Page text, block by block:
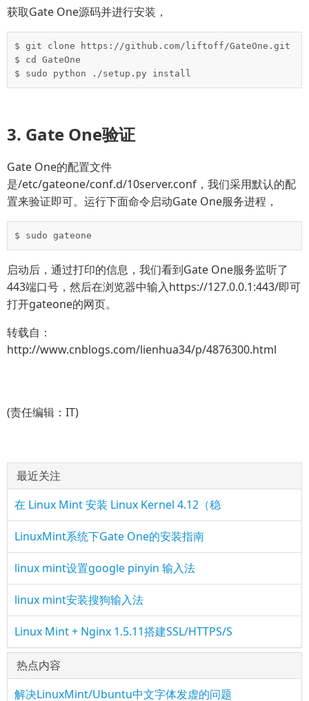
获取Gate One源码并进行安装，
$ git clone https://github.com/liftoff/GateOne.git
$ cd GateOne
$ sudo python ./setup.py install
3. Gate One验证
Gate One的配置文件
是/etc/gateone/conf.d/10server.conf，我们采用默认的配
置来验证即可。运行下面命令启动Gate One服务进程，
$ sudo gateone
启动后，通过打印的信息，我们看到Gate One服务监听了
443端口号，然后在浏览器中输入https://127.0.0.1:443/即可
打开gateone的网页。
转载自：
http://www.cnblogs.com/lienhua34/p/4876300.html
(责任编辑：IT)
最近关注
在 Linux Mint 安装 Linux Kernel 4.12（稳
LinuxMint系统下Gate One的安装指南
linux mint设置google pinyin 输入法
linux mint安装搜狗输入法
Linux Mint + Nginx 1.5.11搭建SSL/HTTPS/S
热点内容
解决LinuxMint/Ubuntu中文字体发虚的问题